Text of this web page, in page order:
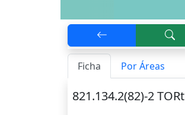
Ficha Por Áreas
821.134.2(82)-2 TORt